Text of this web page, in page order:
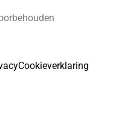
Cookieverklaring